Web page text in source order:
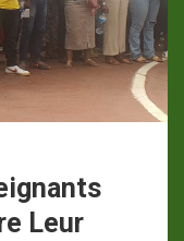
Leur